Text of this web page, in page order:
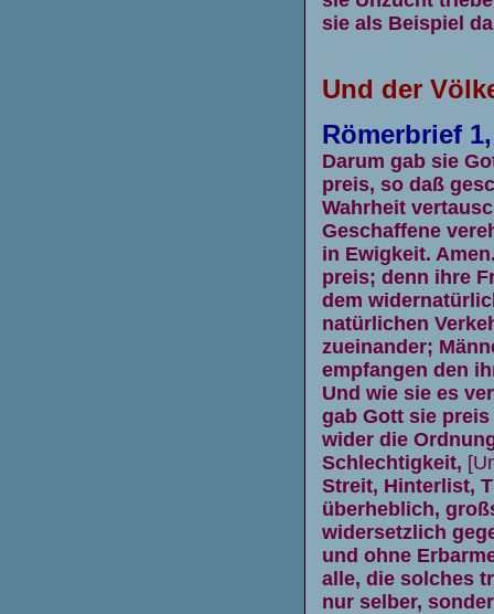
sie als Beispiel
Und der
Römerbrief
Darum gab sie
preis, so daß
Wahrheit
Geschaffene
in Ewigkeit.
preis; denn ihre
dem
natürlichen
zueinander;
empfangen den
Und wie sie es
gab Gott sie
wider die
Schlechtigkeit,
Streit, Hinterlist,
überheblich,
widersetzlich
und ohne
alle, die solches
nur selber,